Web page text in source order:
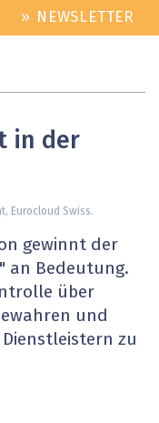
» NEWSLETTER
in der
Eurocloud Swiss.
gewinnt der
an Bedeutung.
über
und
zu